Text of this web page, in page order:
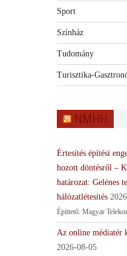
Sport
Színház
Tudomány
Turisztika-
NMHH
Értesítés építési
hozott döntésről –
határozat: Gelénes
hálózatlétesítés
Építtető: Magyar
Az online médiatér
2026-08-05